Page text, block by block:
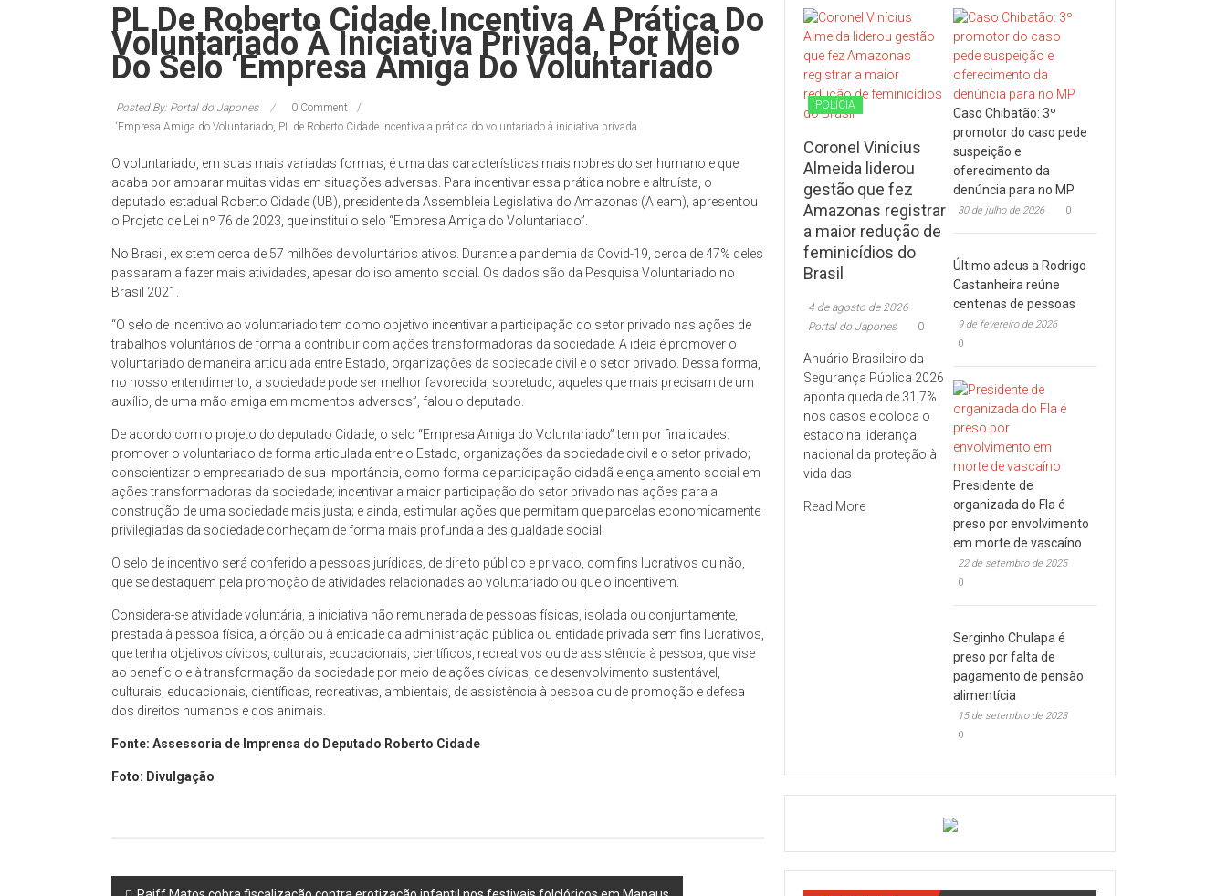
PL De Roberto Cidade Incentiva A Prática Do
Voluntariado À Iniciativa Privada, Por Meio
Do Selo ‘Empresa Amiga Do Voluntariado
Posted By: Portal do Japones
0 Comment
‘Empresa Amiga do Voluntariado, PL de Roberto Cidade incentiva a prática do voluntariado à iniciativa privada
O voluntariado, em suas mais variadas formas, é uma das características mais nobres do ser humano e que
acaba por amparar muitas vidas em situações adversas. Para incentivar essa prática nobre e altruísta, o
deputado estadual Roberto Cidade (UB), presidente da Assembleia Legislativa do Amazonas (Aleam), apresentou
o Projeto de Lei nº 76 de 2023, que institui o selo “Empresa Amiga do Voluntariado”.
No Brasil, existem cerca de 57 milhões de voluntários ativos. Durante a pandemia da Covid-19, cerca de 47% deles
passaram a fazer mais atividades, apesar do isolamento social. Os dados são da Pesquisa Voluntariado no
Brasil 2021.
“O selo de incentivo ao voluntariado tem como objetivo incentivar a participação do setor privado nas ações de
trabalhos voluntários de forma a contribuir com ações transformadoras da sociedade. A ideia é promover o
voluntariado de maneira articulada entre Estado, organizações da sociedade civil e o setor privado. Dessa forma,
no nosso entendimento, a sociedade pode ser melhor favorecida, sobretudo, aqueles que mais precisam de um
auxílio, de uma mão amiga em momentos adversos”, falou o deputado.
De acordo com o projeto do deputado Cidade, o selo “Empresa Amiga do Voluntariado” tem por finalidades:
promover o voluntariado de forma articulada entre o Estado, organizações da sociedade civil e o setor privado;
conscientizar o empresariado de sua importância, como forma de participação cidadã e engajamento social em
ações transformadoras da sociedade; incentivar a maior participação do setor privado nas ações para a
construção de uma sociedade mais justa; e ainda, estimular ações que permitam que parcelas economicamente
privilegiadas da sociedade conheçam de forma mais profunda a desigualdade social.
O selo de incentivo será conferido a pessoas jurídicas, de direito público e privado, com fins lucrativos ou não,
que se destaquem pela promoção de atividades relacionadas ao voluntariado ou que o incentivem.
Considera-se atividade voluntária, a iniciativa não remunerada de pessoas físicas, isolada ou conjuntamente,
prestada à pessoa física, a órgão ou à entidade da administração pública ou entidade privada sem fins lucrativos,
que tenha objetivos cívicos, culturais, educacionais, científicos, recreativos ou de assistência à pessoa, que vise
ao benefício e à transformação da sociedade por meio de ações cívicas, de desenvolvimento sustentável,
culturais, educacionais, científicas, recreativas, ambientais, de assistência à pessoa ou de promoção e defesa
dos direitos humanos e dos animais.
Fonte: Assessoria de Imprensa do Deputado Roberto Cidade
Foto: Divulgação
POLÍCIA
Coronel Vinícius
Almeida liderou
gestão que fez
Amazonas registrar
a maior redução de
feminicídios do
Brasil
4 de agosto de 2026
Portal do Japones
0
Anuário Brasileiro da
Segurança Pública 2026
aponta queda de 31,7%
nos casos e coloca o
estado na liderança
nacional da proteção à
vida das
Read More
Caso Chibatão: 3º
promotor do caso pede
suspeição e
oferecimento da
denúncia para no MP
30 de julho de 2026 0
Último adeus a Rodrigo
Castanheira reúne
centenas de pessoas
9 de fevereiro de 2026
0
Presidente de
organizada do Fla é
preso por envolvimento
em morte de vascaíno
22 de setembro de 2025
0
Serginho Chulapa é
preso por falta de
pagamento de pensão
alimentícia
15 de setembro de 2023
0